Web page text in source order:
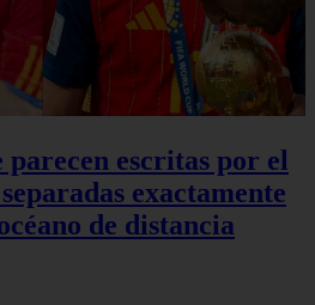
escritas por el
exactamente
de distancia